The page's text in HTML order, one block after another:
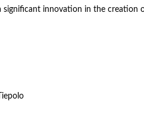
significant innovation in the creation